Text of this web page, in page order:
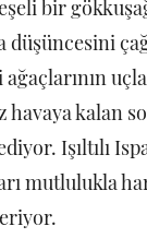
bir
düşüncesini
havaya kalan
Işıltılı
mutlulukla